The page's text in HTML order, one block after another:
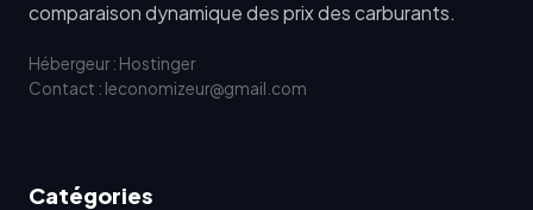
comparaison dynamique des prix des carburants.
Hébergeur : Hostinger
Contact : leconomizeur@gmail.com
Catégories